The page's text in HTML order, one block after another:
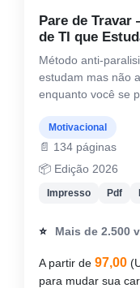
Pare de
de TI que
Método anti-
estudam mas não
enquanto você se
Motivacional
📄 134 páginas
📦 Edição 2026
Impresso Pdf
⭐ Mais de 2.500
A partir de 97,00
para mudar sua